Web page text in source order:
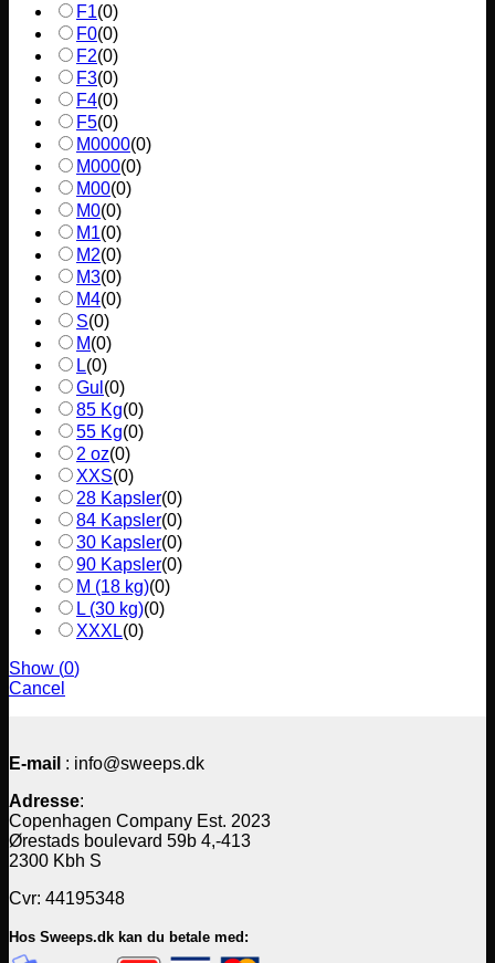
F1(0)
F0(0)
F2(0)
F3(0)
F4(0)
F5(0)
M0000(0)
M000(0)
M00(0)
M0(0)
M1(0)
M2(0)
M3(0)
M4(0)
S(0)
M(0)
L(0)
Gul (0)
85 Kg(0)
55 Kg(0)
2 oz(0)
XXS(0)
28 Kapsler(0)
84 Kapsler(0)
30 Kapsler(0)
90 Kapsler(0)
M (18 kg)(0)
L (30 kg)(0)
XXXL(0)
Show (0)
Cancel
E-mail : info@sweeps.dk
Adresse:
Copenhagen Company Est. 2023
Ørestads boulevard 59b 4,-413
2300 Kbh S
Cvr: 44195348
Hos Sweeps.dk kan du betale med: